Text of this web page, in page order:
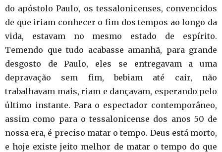
do apóstolo Paulo, os tessalonicenses, convencidos
de que iriam conhecer o fim dos tempos ao longo da
vida, estavam no mesmo estado de espírito.
Temendo que tudo acabasse amanhã, para grande
desgosto de Paulo, eles se entregavam a uma
depravação sem fim, bebiam até cair, não
trabalhavam mais, riam e dançavam, esperando pelo
último instante. Para o espectador contemporâneo,
assim como para o tessalonicense dos anos 50 de
nossa era, é preciso matar o tempo. Deus está morto,
e hoje existe jeito melhor de matar o tempo do que